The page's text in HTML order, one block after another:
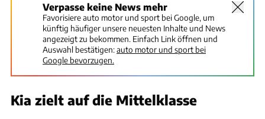
Verpasse keine News mehr
Favorisiere auto motor und sport bei Google, um
künftig häufiger unsere neuesten Inhalte und News
angezeigt zu bekommen. Einfach Link öffnen und
Auswahl bestätigen:auto motor und sport bei
Google bevorzugen.
Kia zielt auf die Mittelklasse